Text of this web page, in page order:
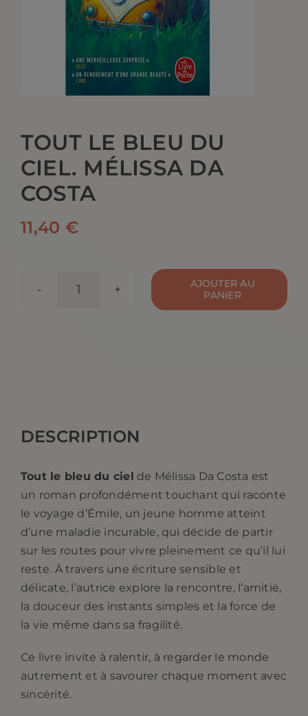
TOUT LE BLEU DU
CIEL. MÉLISSA DA
COSTA
11,40€
quantité
Mélissa
Costa
AJOUTER AU
PANIER
DESCRIPTION
Tout le bleu du ciel de Mélissa Da Costa est
un roman profondément touchant qui raconte
le voyage d’Émile, un jeune homme atteint
d’une maladie incurable, qui décide de partir
sur les routes pour vivre pleinement ce qu’il lui
reste. À travers une écriture sensible et
délicate, l’autrice explore la rencontre, l’amitié,
la douceur des instants simples et la force de
la vie même dans sa fragilité.
Ce livre invite à ralentir, à regarder le monde
autrement et à savourer chaque moment avec
sincérité.